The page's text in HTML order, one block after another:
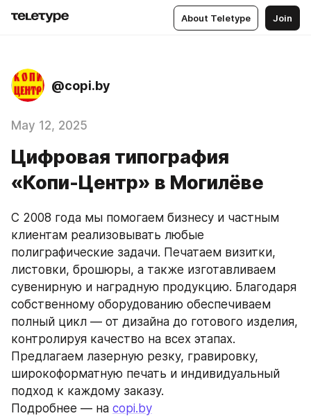
About Teletype Join
@copi.by
May 12, 2025
Цифровая типография
«Копи-Центр» в Могилёве
С 2008 года мы помогаем бизнесу и частным
клиентам реализовывать любые
полиграфические задачи. Печатаем визитки,
листовки, брошюры, а также изготавливаем
сувенирную и наградную продукцию. Благодаря
собственному оборудованию обеспечиваем
полный цикл — от дизайна до готового изделия,
контролируя качество на всех этапах.
Предлагаем лазерную резку, гравировку,
широкоформатную печать и индивидуальный
подход к каждому заказу.
Подробнее — на copi.by